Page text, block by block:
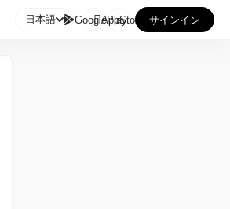
日本語 GooglePlay
AppStore サインイン